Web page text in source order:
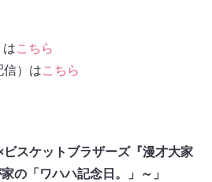
はこちら
信）はこちら
スケットブラザーズ『漫才大家
の「ワハハ記念日。」～」